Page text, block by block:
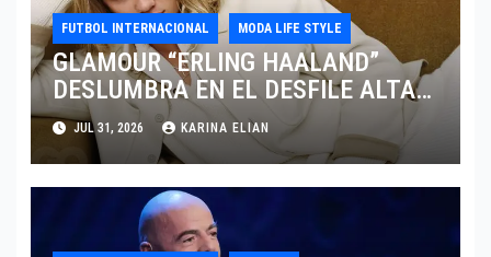
FUTBOL INTERNACIONAL MODA LIFE STYLE
GLAMOUR “ERLING HAALAND”
DESLUMBRA EN EL DESFILE ALTA
SARTORIA DE DOLCE & GABBANA
TRAS EL MUNDIAL 2026
JUL 31, 2026 KARINA ELIAN